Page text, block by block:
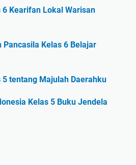
6 Kearifan Lokal Warisan
Pancasila Kelas 6 Belajar
5 tentang Majulah Daerahku
Kelas 5 Buku Jendela